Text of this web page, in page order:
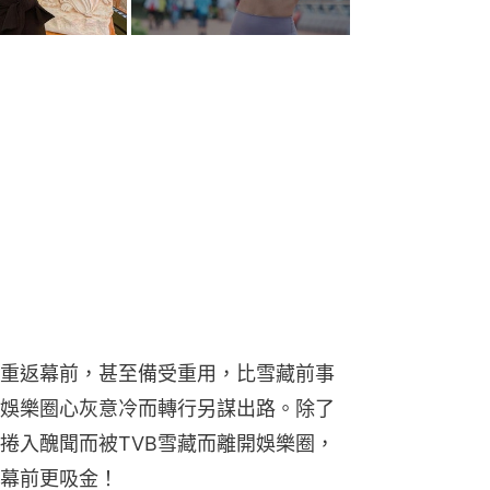
返幕前，甚至備受重用，比雪藏前事
樂圈心灰意冷而轉行另謀出路。除了
入醜聞而被TVB雪藏而離開娛樂圈，
前更吸金！